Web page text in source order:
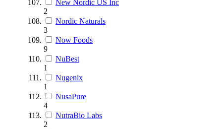
New Nordic US Inc
2
Nordic Naturals
3
Now Foods
9
NuBest
1
Nugenix
1
NusaPure
4
NutraBio Labs
2